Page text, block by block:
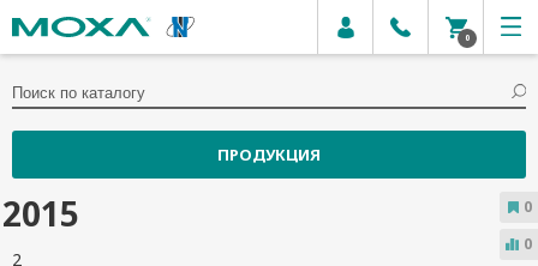
0
ПРОДУКЦИЯ
2015
2
0
0